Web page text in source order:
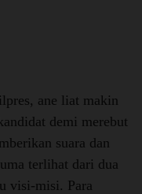
ane liat makin
demi merebut
suara dan
terlihat dari dua
visi-misi. Para